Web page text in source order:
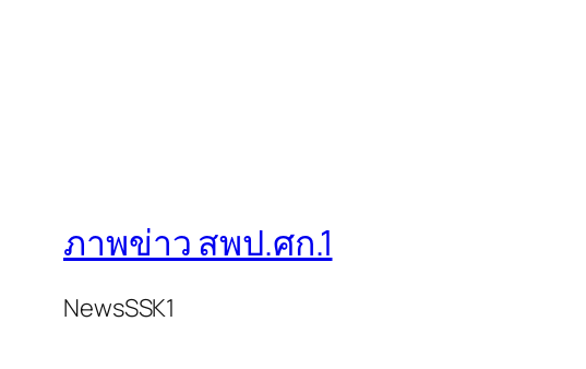
ภาพข่าว สพป.ศก.1
NewsSSK1